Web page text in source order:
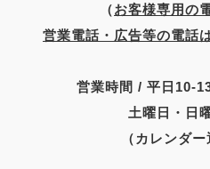
（お客様専用の
営業電話・広告等の電話
営業時間 / 平日10-
土曜日・日
（カレンダー